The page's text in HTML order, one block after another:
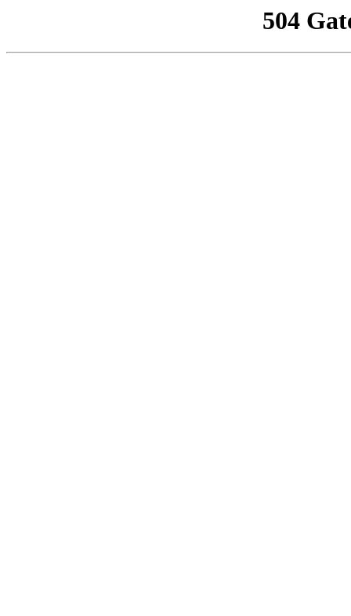
504